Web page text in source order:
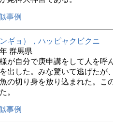
事例
ンギョ），ハッピャクビクニ
群馬県
が自分で庚申講をして人を呼
出した。みな驚いて逃げたが
の切り身を放り込まれた。こ
。
事例